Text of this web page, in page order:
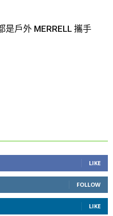
是戶外 MERRELL 攜手
LIKE
FOLLOW
LIKE